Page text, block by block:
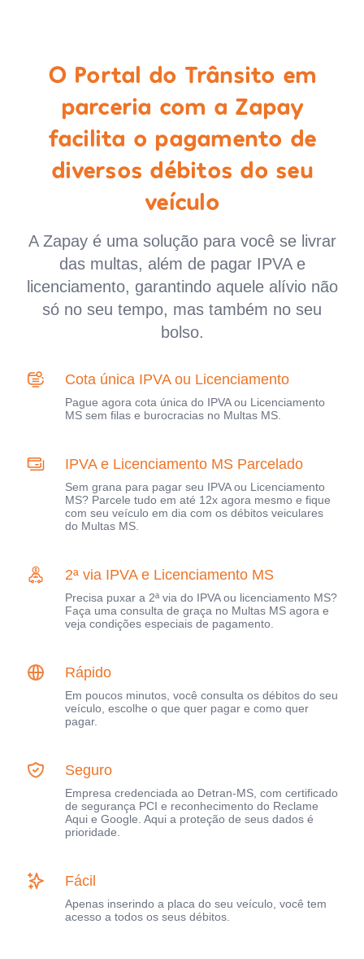
O Portal do Trânsito em
parceria com a Zapay
facilita o pagamento de
diversos débitos do seu
veículo
A Zapay é uma solução para você se livrar
das multas, além de pagar IPVA e
licenciamento, garantindo aquele alívio não
só no seu tempo, mas também no seu
bolso.
Cota única IPVA ou Licenciamento
Pague agora cota única do IPVA ou Licenciamento
MS sem filas e burocracias no Multas MS.
IPVA e Licenciamento MS Parcelado
Sem grana para pagar seu IPVA ou Licenciamento
MS? Parcele tudo em até 12x agora mesmo e fique
com seu veículo em dia com os débitos veiculares
do Multas MS.
2ª via IPVA e Licenciamento MS
Precisa puxar a 2ª via do IPVA ou licenciamento MS?
Faça uma consulta de graça no Multas MS agora e
veja condições especiais de pagamento.
Rápido
Em poucos minutos, você consulta os débitos do seu
veículo, escolhe o que quer pagar e como quer
pagar.
Seguro
Empresa credenciada ao Detran-MS, com certificado
de segurança PCI e reconhecimento do Reclame
Aqui e Google. Aqui a proteção de seus dados é
prioridade.
Fácil
Apenas inserindo a placa do seu veículo, você tem
acesso a todos os seus débitos.